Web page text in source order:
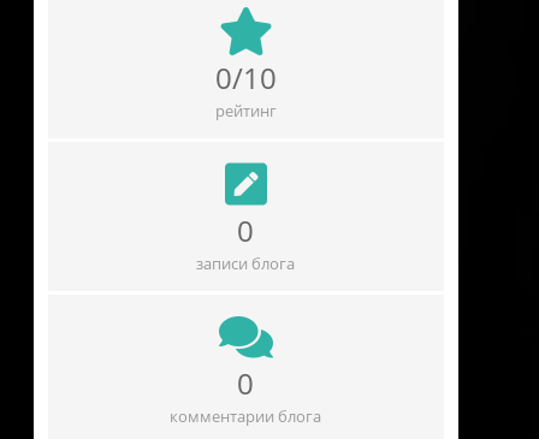
0/10
рейтинг
0
записи блога
0
комментарии блога